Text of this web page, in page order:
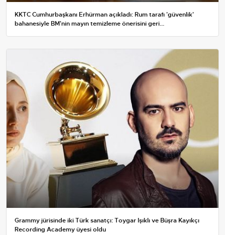
KKTC Cumhurbaşkanı Erhürman açıkladı: Rum tarafı 'güvenlik'
bahanesiyle BM'nin mayın temizleme önerisini geri...
Grammy jürisinde iki Türk sanatçı: Toygar Işıklı ve Büşra Kayıkçı
Recording Academy üyesi oldu